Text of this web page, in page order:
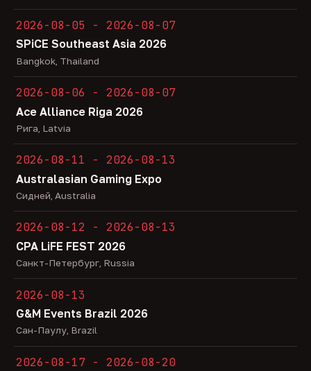
2026-08-05 - 2026-08-07
SPiCE Southeast Asia 2026
Bangkok, Thailand
2026-08-06 - 2026-08-07
Ace Alliance Riga 2026
Рига, Latvia
2026-08-11 - 2026-08-13
Australasian Gaming Expo
Сидней, Australia
2026-08-12 - 2026-08-13
CPA LiFE FEST 2026
Санкт-Петербург, Russia
2026-08-13
G&M Events Brazil 2026
Сан-Паулу, Brazil
2026-08-17 - 2026-08-20